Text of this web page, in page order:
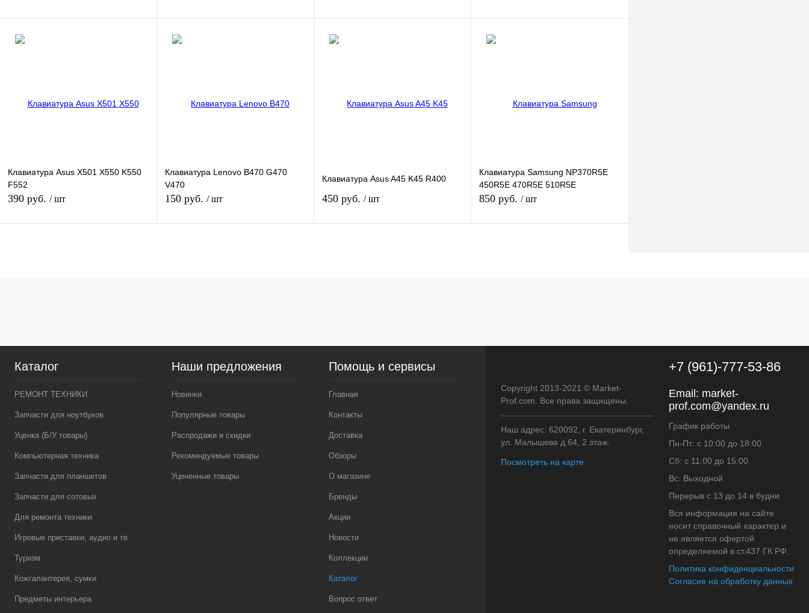
наличии
наличии
наличии
наличии
Клавиатура Asus X501 X550 K550
F552
390 руб. / шт
Клавиатура Lenovo B470 G470
V470
150 руб. / шт
Клавиатура Asus A45 K45 R400
450 руб. / шт
Клавиатура Samsung NP370R5E
450R5E 470R5E 510R5E
850 руб. / шт
Каталог
РЕМОНТ ТЕХНИКИ
Запчасти для ноутбуков
Уценка (Б/У товары)
Компьютерная техника
Запчасти для планшетов
Запчасти для сотовых
Для ремонта техники
Игровые приставки, аудио и тв
Туризм
Кожгалантерея, сумки
Предметы интерьера
Наши предложения
Новинки
Популярные товары
Распродажи и скидки
Рекомендуемые товары
Уцененные товары
Помощь и сервисы
Главная
Контакты
Доставка
Обзоры
О магазине
Бренды
Акции
Новости
Коллекции
Каталог
Вопрос ответ
Copyright 2013-2021 © Market-
Prof.com. Все права защищены.
Наш адрес: 620092, г. Екатеринбург,
ул. Малышева д.64, 2 этаж.
Посмотреть на карте
+7 (961)-777-53-86
Email: market-
prof.com@yandex.ru
График работы
Пн-Пт: с 10:00 до 18:00
Сб: с 11:00 до 15:00
Вс: Выходной
Перерыв с 13 до 14 в будни
Вся информация на сайте
носит справочный характер и
не является офертой
определяемой в ст.437 ГК РФ.
Политика конфиденциальности
Согласие на обработку данных